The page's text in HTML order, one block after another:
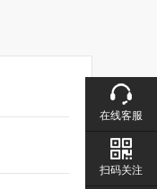
在线客服
扫码关注